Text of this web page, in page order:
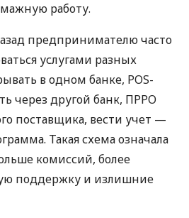
работу.
предпринимателю часто
услугами разных
в одном банке, POS-
через другой банк, ПРРО
поставщика, вести учет —
Такая схема означала
комиссий, более
поддержку и излишние